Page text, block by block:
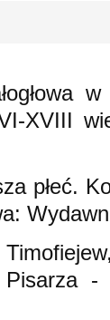
XVIII
płeć.